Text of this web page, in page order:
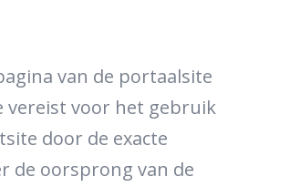
van de portaalsite
vereist voor het gebruik
door de exacte
de oorsprong van de